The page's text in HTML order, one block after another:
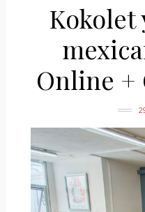
Kokolet
Online +